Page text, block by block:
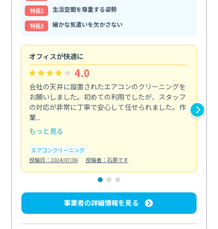
特⻑2
生活空間を尊重する姿勢
特⻑3
細かな気遣いを欠かさない
オフィスが快適に
4.0
会社の天井に設置されたエアコンのクリーニングを
お願いしました。初めての利用でしたが、スタッフ
の対応が非常に丁寧で安心して任せられました。作
業...
もっと見る
エアコンクリーニング
投稿日：2024/07/06
投稿者：石原です
事業者の詳細情報を見る